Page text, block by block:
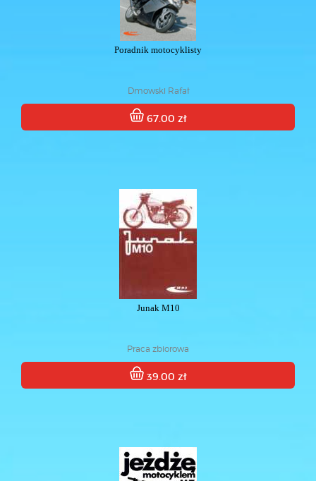
Poradnik motocyklisty
Dmowski Rafał
67.00 zł
Junak M10
Praca zbiorowa
39.00 zł